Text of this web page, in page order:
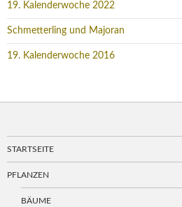
19. Kalenderwoche 2022
Schmetterling und Majoran
19. Kalenderwoche 2016
STARTSEITE
PFLANZEN
BÄUME